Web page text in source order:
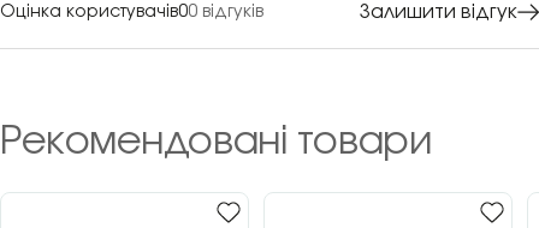
Оцінка користувачів00 відгуків Залишити відгук
Рекомендовані товари